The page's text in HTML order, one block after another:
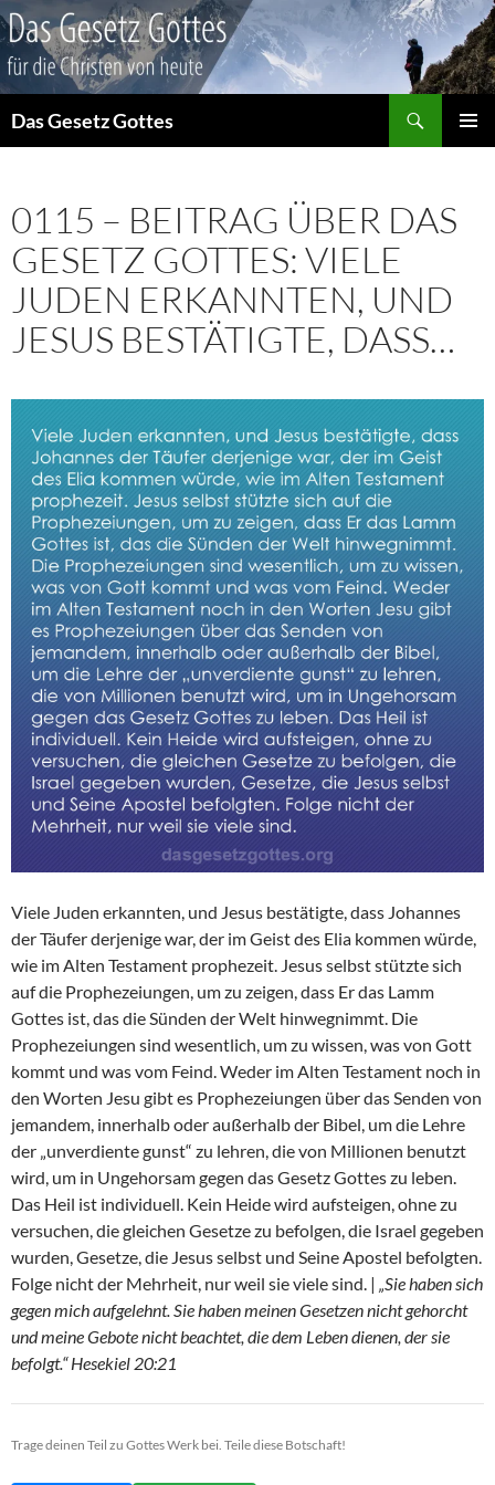
Das Gesetz Gottes
0115 – BEITRAG ÜBER DAS
GESETZ GOTTES: VIELE
JUDEN ERKANNTEN, UND
JESUS BESTÄTIGTE, DASS…
Viele Juden erkannten, und Jesus bestätigte, dass Johannes
der Täufer derjenige war, der im Geist des Elia kommen würde,
wie im Alten Testament prophezeit. Jesus selbst stützte sich
auf die Prophezeiungen, um zu zeigen, dass Er das Lamm
Gottes ist, das die Sünden der Welt hinwegnimmt. Die
Prophezeiungen sind wesentlich, um zu wissen, was von Gott
kommt und was vom Feind. Weder im Alten Testament noch in
den Worten Jesu gibt es Prophezeiungen über das Senden von
jemandem, innerhalb oder außerhalb der Bibel, um die Lehre
der „unverdiente gunst“ zu lehren, die von Millionen benutzt
wird, um in Ungehorsam gegen das Gesetz Gottes zu leben.
Das Heil ist individuell. Kein Heide wird aufsteigen, ohne zu
versuchen, die gleichen Gesetze zu befolgen, die Israel gegeben
wurden, Gesetze, die Jesus selbst und Seine Apostel befolgten.
Folge nicht der Mehrheit, nur weil sie viele sind. | „Sie haben sich
gegen mich aufgelehnt. Sie haben meinen Gesetzen nicht gehorcht
und meine Gebote nicht beachtet, die dem Leben dienen, der sie
befolgt.“ Hesekiel 20:21
Trage deinen Teil zu Gottes Werk bei. Teile diese Botschaft!